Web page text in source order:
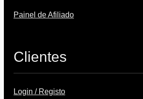
Painel de Afiliado
Clientes
Login / Registo